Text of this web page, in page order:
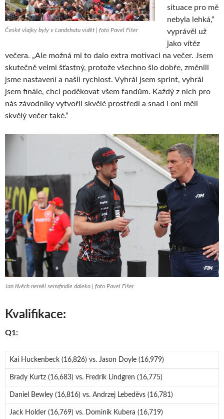
České vlajky byly v Landshutu vidět | foto Pavel Fišer
situace pro mě
nebyla lehká,“
vyprávěl už
jako vítěz
večera. „Ale možná mi to dalo extra motivaci na večer. Jsem
skutečně velmi šťastný, protože všechno šlo dobře, změnili
jsme nastavení a našli rychlost. Vyhrál jsem sprint, vyhrál
jsem finále, chci poděkovat všem fandům. Každý z nich pro
nás závodníky vytvořil skvělé prostředí a snad i oni měli
skvělý večer také.“
Jan Kvěch neměl semifinále daleko | foto Pavel Fišer
Kvalifikace:
Q1:
Kai Huckenbeck (16,826) vs. Jason Doyle (16,979)
Brady Kurtz (16,683) vs. Fredrik Lindgren (16,775)
Daniel Bewley (16,816) vs. Andrzej Lebeděvs (16,781)
Jack Holder (16,769) vs. Dominik Kubera (16,719)